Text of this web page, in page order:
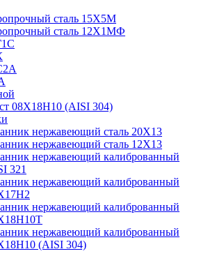
сталь 15Х5М
сталь 12Х1МФ
08Х18Н10 (AISI 304)
нержавеющий сталь 20Х13
нержавеющий сталь 12Х13
нержавеющий калиброванный
321
нержавеющий калиброванный
нержавеющий калиброванный
нержавеющий калиброванный
(AISI 304)